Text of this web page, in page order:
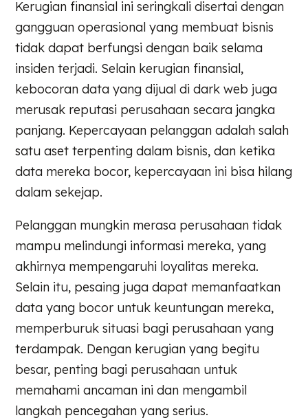
Kerugian finansial ini seringkali disertai dengan
gangguan operasional yang membuat bisnis
tidak dapat berfungsi dengan baik selama
insiden terjadi. Selain kerugian finansial,
kebocoran data yang dijual di dark web juga
merusak reputasi perusahaan secara jangka
panjang. Kepercayaan pelanggan adalah salah
satu aset terpenting dalam bisnis, dan ketika
data mereka bocor, kepercayaan ini bisa hilang
dalam sekejap.
Pelanggan mungkin merasa perusahaan tidak
mampu melindungi informasi mereka, yang
akhirnya mempengaruhi loyalitas mereka.
Selain itu, pesaing juga dapat memanfaatkan
data yang bocor untuk keuntungan mereka,
memperburuk situasi bagi perusahaan yang
terdampak. Dengan kerugian yang begitu
besar, penting bagi perusahaan untuk
memahami ancaman ini dan mengambil
langkah pencegahan yang serius.